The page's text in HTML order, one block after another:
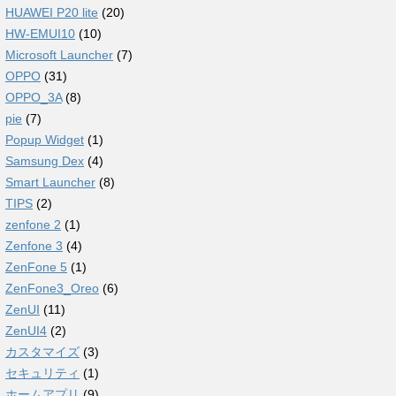
HUAWEI P20 lite (20)
HW-EMUI10 (10)
Microsoft Launcher (7)
OPPO (31)
OPPO_3A(8)
pie (7)
Popup Widget (1)
Samsung Dex (4)
Smart Launcher (8)
TIPS (2)
zenfone 2 (1)
Zenfone 3 (4)
ZenFone 5 (1)
ZenFone3_Oreo (6)
ZenUI (11)
ZenUI4 (2)
カスタマイズ (3)
セキュリティ (1)